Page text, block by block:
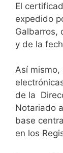
El
expedido
Galbarros,
y de la
Así
de la
Notariado
base
en los